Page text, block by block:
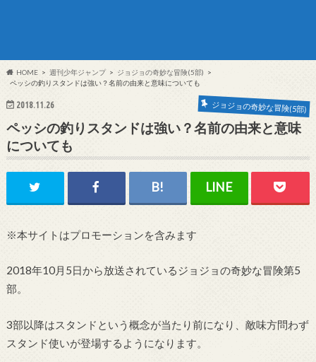
HOME 週刊少年ジャンプ
ジョジョの奇妙な冒険(5部)
ペッシの釣りスタンドは強い？名前の由来と意味についても
2018.11.26 ジョジョの奇妙な冒険(5部)
ペッシの釣りスタンドは強い？名前の由来と意味
についても
※本サイトはプロモーションを含みます
2018年10月5日から放送されているジョジョの奇妙な冒険第5
部。
3部以降はスタンドという概念が当たり前になり、敵味方問わず
スタンド使いが登場するようになります。